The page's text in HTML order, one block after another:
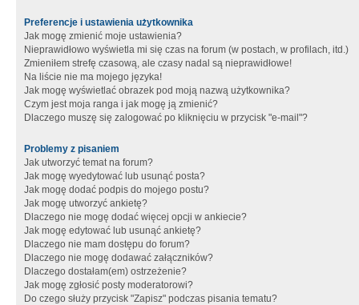
Preferencje i ustawienia użytkownika
Jak mogę zmienić moje ustawienia?
Nieprawidłowo wyświetla mi się czas na forum (w postach, w profilach, itd.)
Zmieniłem strefę czasową, ale czasy nadal są nieprawidłowe!
Na liście nie ma mojego języka!
Jak mogę wyświetlać obrazek pod moją nazwą użytkownika?
Czym jest moja ranga i jak mogę ją zmienić?
Dlaczego muszę się zalogować po kliknięciu w przycisk "e-mail"?
Problemy z pisaniem
Jak utworzyć temat na forum?
Jak mogę wyedytować lub usunąć posta?
Jak mogę dodać podpis do mojego postu?
Jak mogę utworzyć ankietę?
Dlaczego nie mogę dodać więcej opcji w ankiecie?
Jak mogę edytować lub usunąć ankietę?
Dlaczego nie mam dostępu do forum?
Dlaczego nie mogę dodawać załączników?
Dlaczego dostałam(em) ostrzeżenie?
Jak mogę zgłosić posty moderatorowi?
Do czego służy przycisk "Zapisz" podczas pisania tematu?